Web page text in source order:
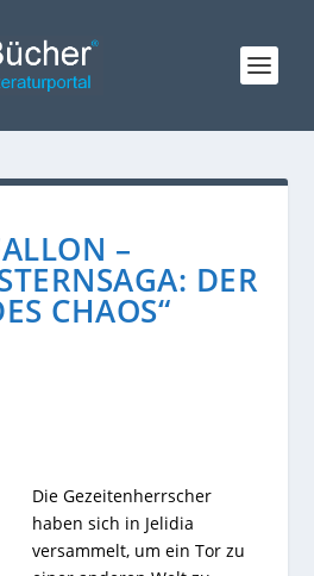
–
DER
CHAOS“
Die Gezeitenherrscher
haben sich in Jelidia
versammelt, um ein Tor zu